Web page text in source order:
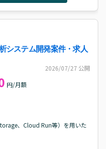
システム開発案件・求人
2026/07/27 公開
円/月額
、Cloud Run等）を用いた